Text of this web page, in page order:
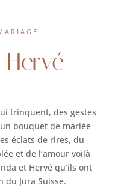
trinquent, des gestes
bouquet de mariée
éclats de rires, du
et de l’amour voilà
et Hervé qu’ils ont
du Jura Suisse.